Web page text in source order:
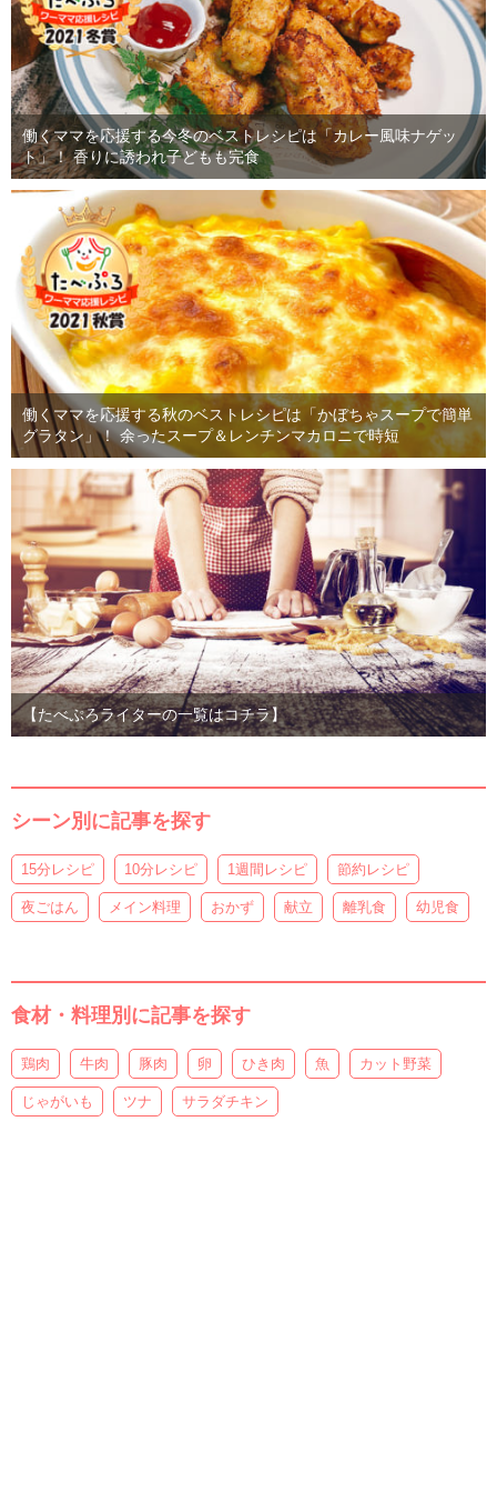
働くママを応援する今冬のベストレシピは「カレー風味ナゲッ
ト」！ 香りに誘われ子どもも完食
働くママを応援する秋のベストレシピは「かぼちゃスープで簡単
グラタン」！ 余ったスープ＆レンチンマカロニで時短
【たべぷろライターの一覧はコチラ】
シーン別に記事を探す
15分レシピ 10分レシピ 1週間レシピ 節約レシピ
夜ごはん メイン料理 おかず 献立 離乳食 幼児食
食材・料理別に記事を探す
鶏肉 牛肉 豚肉 卵 ひき肉 魚 カット野菜
じゃがいも ツナ サラダチキン